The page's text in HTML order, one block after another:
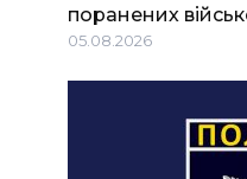
поранених
05.08.2026